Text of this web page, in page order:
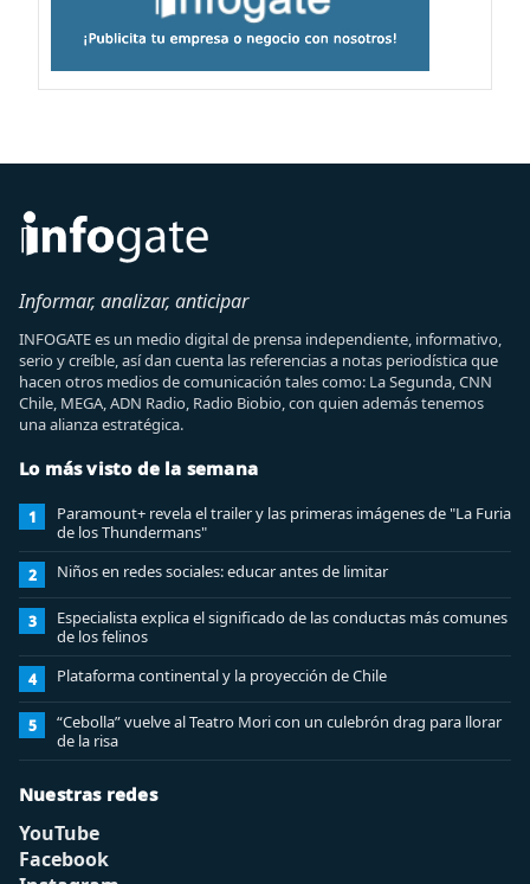
Informar, analizar, anticipar
INFOGATE es un medio digital de prensa independiente, informativo,
serio y creíble, así dan cuenta las referencias a notas periodística que
hacen otros medios de comunicación tales como: La Segunda, CNN
Chile, MEGA, ADN Radio, Radio Biobio, con quien además tenemos
una alianza estratégica.
Lo más visto de la semana
1
Paramount+ revela el trailer y las primeras imágenes de "La Furia
de los Thundermans"
2 Niños en redes sociales: educar antes de limitar
3
Especialista explica el significado de las conductas más comunes
de los felinos
4 Plataforma continental y la proyección de Chile
5
“Cebolla” vuelve al Teatro Mori con un culebrón drag para llorar
de la risa
Nuestras redes
YouTube
Facebook